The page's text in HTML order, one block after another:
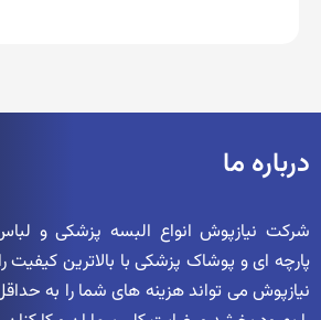
درباره ما
شرکت نیازپوش انواع البسه پزشکی و
پارچه ای و پوشاک پزشکی با بالاترین کیفیت
نیازپوش می تواند هزینه های شما را به